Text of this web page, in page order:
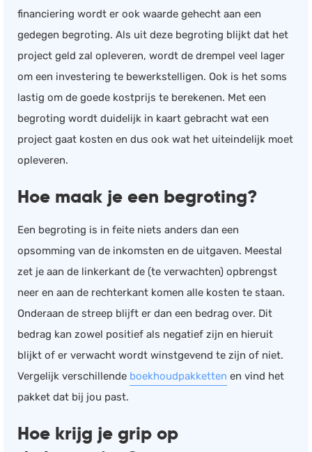
Rapportage
PSP
Verlof en verzuim
HRM
Salarisadministratie
Website
Marketing automation
Support
VoIP
Helpdesk
financiering wordt er ook waarde gehecht aan een
gedegen begroting. Als uit deze begroting blijkt dat het
project geld zal opleveren, wordt de drempel veel lager
om een investering te bewerkstelligen. Ook is het soms
lastig om de goede kostprijs te berekenen. Met een
begroting wordt duidelijk in kaart gebracht wat een
project gaat kosten en dus ook wat het uiteindelijk moet
opleveren.
Hoe maak je een begroting?
Een begroting is in feite niets anders dan een
opsomming van de inkomsten en de uitgaven. Meestal
zet je aan de linkerkant de (te verwachten) opbrengst
neer en aan de rechterkant komen alle kosten te staan.
Onderaan de streep blijft er dan een bedrag over. Dit
bedrag kan zowel positief als negatief zijn en hieruit
blijkt of er verwacht wordt winstgevend te zijn of niet.
Vergelijk verschillende boekhoudpakketten en vind het
pakket dat bij jou past.
Hoe krijg je grip op